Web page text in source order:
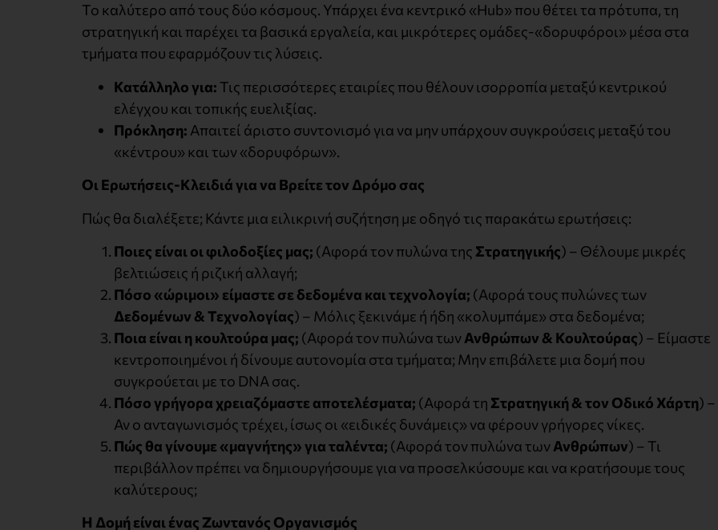
Το καλύτερο από τους δύο κόσμους. Υπάρχει ένα κεντρικό «Hub» που θέτει τα πρότυπα, τη
στρατηγική και παρέχει τα βασικά εργαλεία, και μικρότερες ομάδες-«δορυφόροι» μέσα στα
τμήματα που εφαρμόζουν τις λύσεις.
Κατάλληλο για: Τις περισσότερες εταιρίες που θέλουν ισορροπία μεταξύ κεντρικού
ελέγχου και τοπικής ευελιξίας.
Πρόκληση: Απαιτεί άριστο συντονισμό για να μην υπάρχουν συγκρούσεις μεταξύ του
«κέντρου» και των «δορυφόρων».
Οι Ερωτήσεις-Κλειδιά για να Βρείτε τον Δρόμο σας
Πώς θα διαλέξετε; Κάντε μια ειλικρινή συζήτηση με οδηγό τις παρακάτω ερωτήσεις:
Ποιες είναι οι φιλοδοξίες μας; (Αφορά τον πυλώνα της Στρατηγικής) – Θέλουμε μικρές
βελτιώσεις ή ριζική αλλαγή;
Πόσο «ώριμοι» είμαστε σε δεδομένα και τεχνολογία; (Αφορά τους πυλώνες των
Δεδομένων & Τεχνολογίας) – Μόλις ξεκινάμε ή ήδη «κολυμπάμε» στα δεδομένα;
Ποια είναι η κουλτούρα μας; (Αφορά τον πυλώνα τωνΑνθρώπων & Κουλτούρας) – Είμαστε
κεντροποιημένοι ή δίνουμε αυτονομία στα τμήματα; Μην επιβάλετε μια δομή που
συγκρούεται με το DNA σας.
Πόσο γρήγορα χρειαζόμαστε αποτελέσματα; (Αφορά τη Στρατηγική & τον Οδικό Χάρτη) –
Αν ο ανταγωνισμός τρέχει, ίσως οι «ειδικές δυνάμεις» να φέρουν γρήγορες νίκες.
Πώς θα γίνουμε «μαγνήτης» για ταλέντα; (Αφορά τον πυλώνα τωνΑνθρώπων) – Τι
περιβάλλον πρέπει να δημιουργήσουμε για να προσελκύσουμε και να κρατήσουμε τους
καλύτερους;
Η Δομή είναι ένας Ζωντανός Οργανισμός